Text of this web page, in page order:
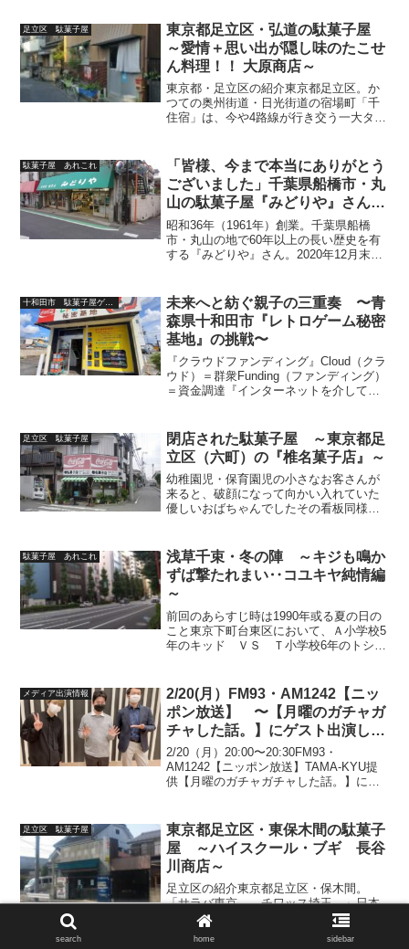
まっ、根性だけは認めてやるがな。」ピ
クピクと小刻みに震え...
足立区 駄菓子屋
東京都足立区・弘道の駄菓子屋
～愛情＋思い出が隠し味のたこせ
ん料理！！ 大原商店～
東京都・足立区の紹介東京都足立区。か
つての奥州街道・日光街道の宿場町「千
住宿」は、今や4路線が行き交う一大ター
車で行けるYO舎人公園」は緑豊かでどデ
カく楽しく、「西新井大...
駄菓子屋 あれこれ
「皆様、今まで本当にありがとう
ございました」千葉県船橋市・丸
山の駄菓子屋『みどりや』さん、
閉店カウントダウン中です・・
昭和36年（1961年）創業。千葉県船橋
市・丸山の地で60年以上の長い歴史を有
する『みどりや』さん。2020年12月末日
た方々に、届いて欲しいと思い筆をとっ
た次第です。...
未来へと紡ぐ親子の三重奏 〜青
森県十和田市『レトロゲーム秘密
基地』の挑戦〜
『クラウドファンディング』Cloud（クラ
ウド）＝群衆Funding（ファンディング）
＝資金調達『インターネットを介して、
に、少しずつ日本でも浸透してきた、個
人（団...
足立区 駄菓子屋
閉店された駄菓子屋 ～東京都足
立区（六町）の『椎名菓子店』～
幼稚園児・保育園児の小さなお客さんが
来ると、破顔になって向かい入れていた
優しいおばちゃんでしたその看板同様に
より閉店されました長らくの間、お疲れ
様でした。そして、本当に...
駄菓子屋 あれこれ
浅草千束・冬の陣 ～キジも鳴か
ずば撃たれまい‥コユキヤ純情編
～
前回のあらすじ時は1990年或る夏の日の
こと東京下町台東区において、Ａ小学校5
年のキッド ＶＳ Ｔ小学校6年のトシち
チキは、相変わらず浅草の千束にあるお
もちゃ屋兼ゲー...
メディア出演情報
2/20(月）FM93・AM1242【ニッ
ポン放送】 〜【月曜のガチャガ
チャした話。】にゲスト出演しま
す〜
2/20（月）20:00〜20:30FM93・
AM1242【ニッポン放送】TAMA-KYU提
供【月曜のガチャガチャした話。】にゲ
れる森嶋秀太さん。ガチャ研究所の成田
耕祐...
足立区 駄菓子屋
東京都足立区・東保木間の駄菓子
屋 ～ハイスクール・ブギ 長谷
川商店～
足立区の紹介東京都足立区・保木間。
「サラバ東京。 チワッス埼玉。」日本
橋から日光・東照宮へと伸びる日光街道
をひた走れば見えてくる、埼玉県との県
search home sidebar